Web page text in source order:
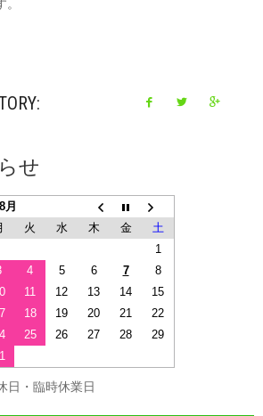
せ
月
火 水 木 金
土
1
4 5 6 7
8
11 12 13 14
15
18 19 20 21
22
25 26 27 28
29
日・臨時休業日